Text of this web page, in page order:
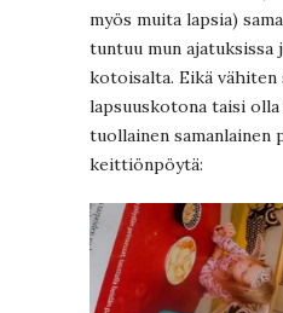
myös muita lapsia)
tuntuu mun
kotoisalta. Eikä vähiten
lapsuuskotona taisi
tuollainen samanlainen
keittiönpöytä: